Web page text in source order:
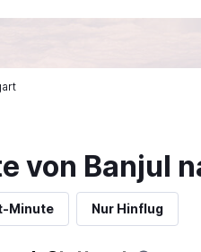
von Banjul
Minute Nur Hinflug